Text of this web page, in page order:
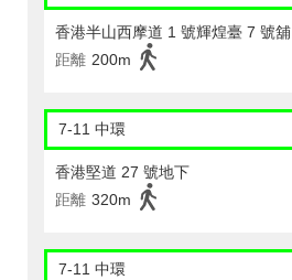
香港半山西摩道 1 號輝煌臺 7 號舖
距離 200m
7-11 中環
香港堅道 27 號地下
距離 320m
7-11 中環